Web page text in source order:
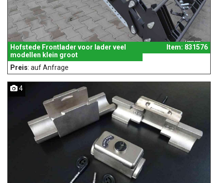
Hofstede Frontlader voor lader veel
modellen klein groot
Item: 831576
Preis: auf Anfrage
4